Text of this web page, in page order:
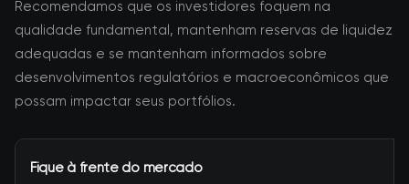
Recomendamos que os investidores foquem na
qualidade fundamental, mantenham reservas de liquidez
adequadas e se mantenham informados sobre
desenvolvimentos regulatórios e macroeconômicos que
possam impactar seus portfólios.
Fique à frente do mercado